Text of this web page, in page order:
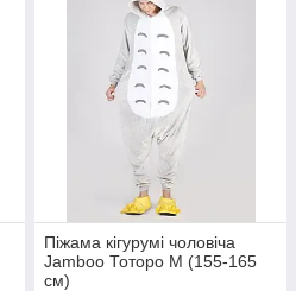
Піжама кігурумі чоловіча
Jamboo Тоторо M (155-165
см)